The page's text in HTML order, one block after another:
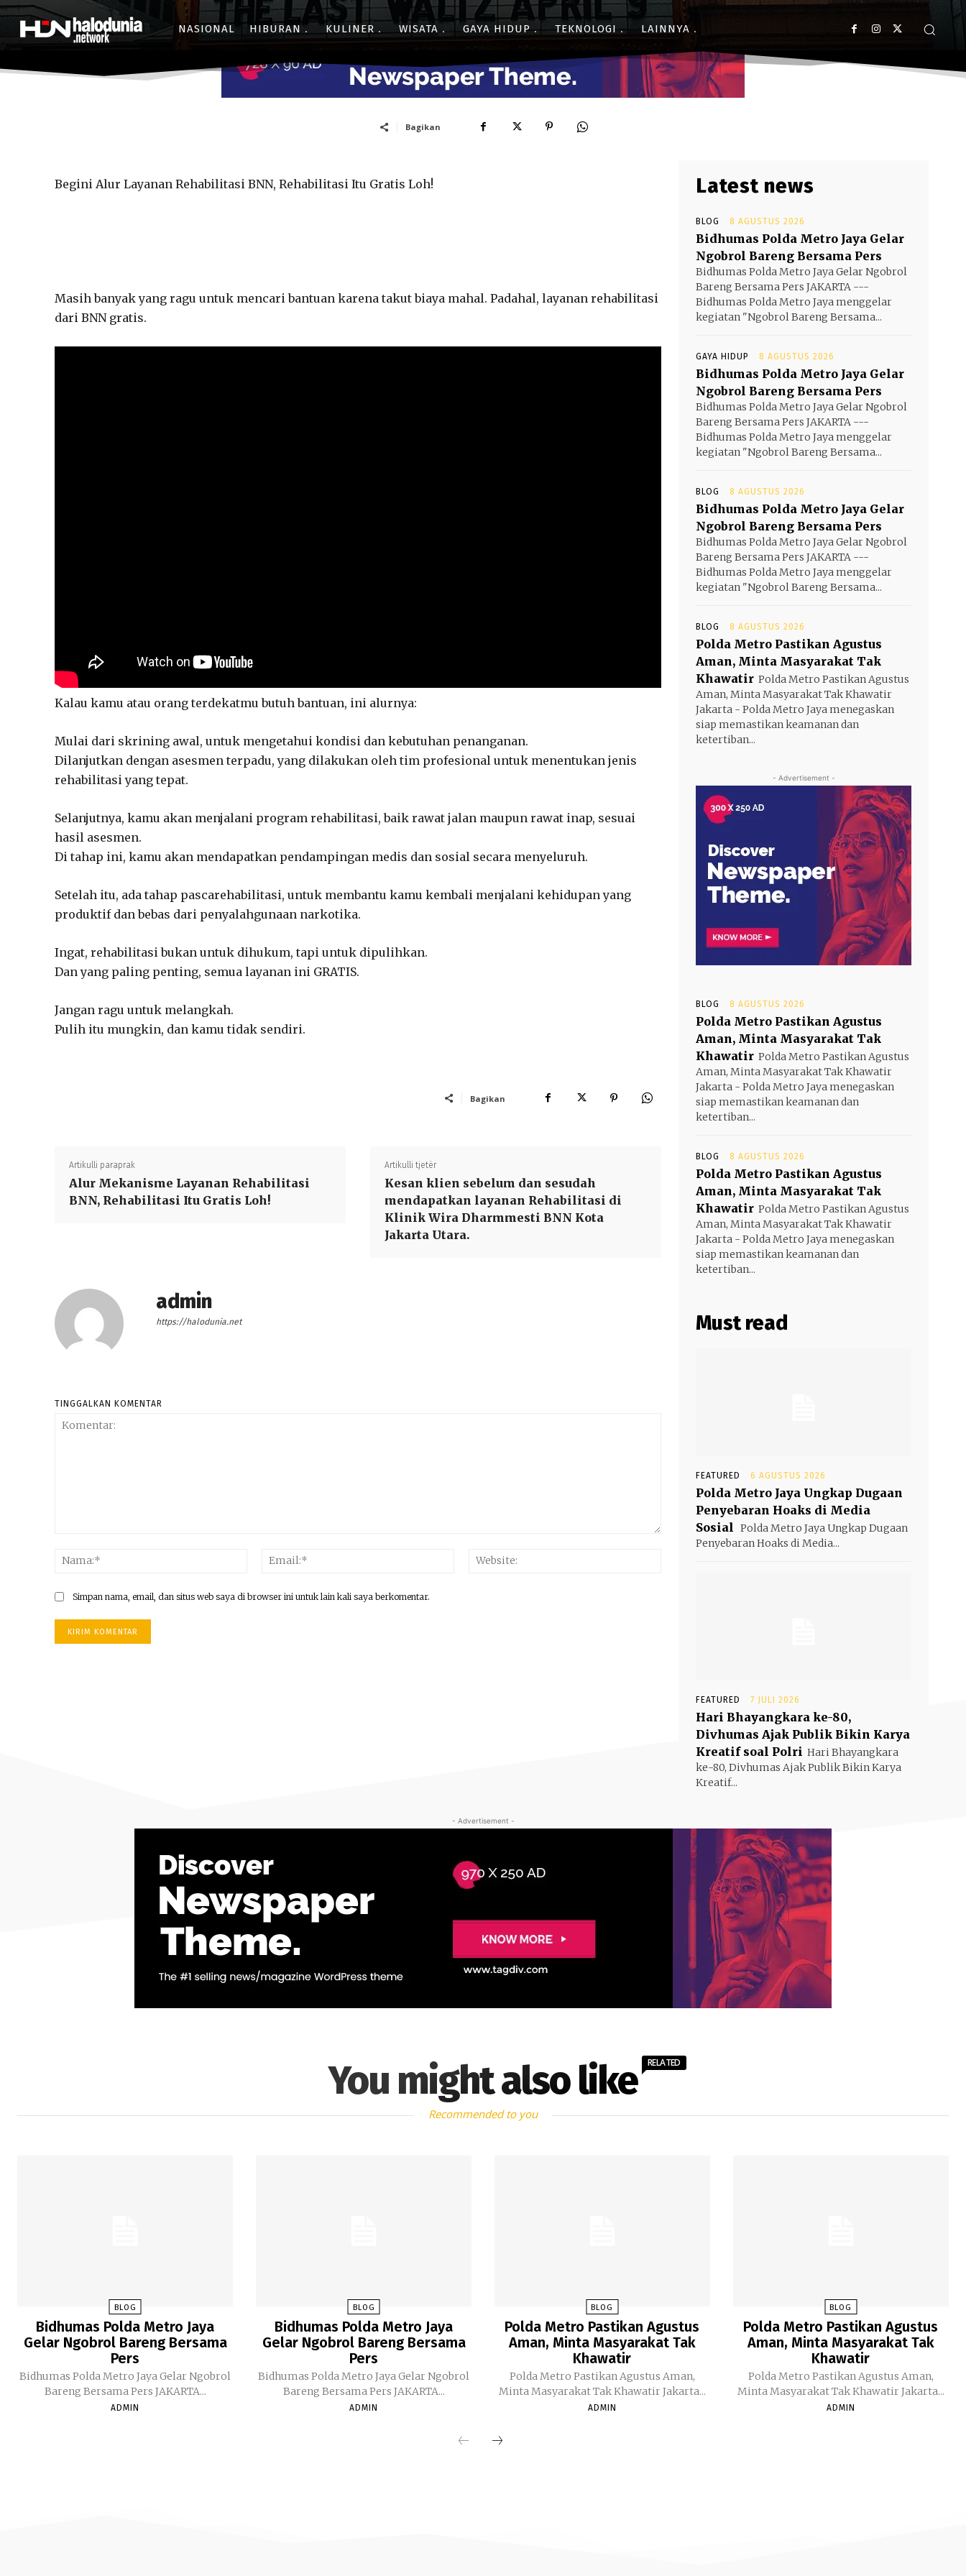
NASIONAL HIBURAN KULINER WISATA GAYA HIDUP TEKNOLOGI LAINNYA
- Advertisment -
Bagikan
Begini Alur Layanan Rehabilitasi BNN, Rehabilitasi Itu Gratis Loh!
Masih banyak yang ragu untuk mencari bantuan karena takut biaya mahal. Padahal, layanan rehabilitasi
dari BNN gratis.
Kalau kamu atau orang terdekatmu butuh bantuan, ini alurnya:
Mulai dari skrining awal, untuk mengetahui kondisi dan kebutuhan penanganan.
Dilanjutkan dengan asesmen terpadu, yang dilakukan oleh tim profesional untuk menentukan jenis
rehabilitasi yang tepat.
Selanjutnya, kamu akan menjalani program rehabilitasi, baik rawat jalan maupun rawat inap, sesuai
hasil asesmen.
Di tahap ini, kamu akan mendapatkan pendampingan medis dan sosial secara menyeluruh.
Setelah itu, ada tahap pascarehabilitasi, untuk membantu kamu kembali menjalani kehidupan yang
produktif dan bebas dari penyalahgunaan narkotika.
Ingat, rehabilitasi bukan untuk dihukum, tapi untuk dipulihkan.
Dan yang paling penting, semua layanan ini GRATIS.
Jangan ragu untuk melangkah.
Pulih itu mungkin, dan kamu tidak sendiri.
Bagikan
Artikulli paraprak
Alur Mekanisme Layanan Rehabilitasi
BNN, Rehabilitasi Itu Gratis Loh!
Artikulli tjetër
Kesan klien sebelum dan sesudah
mendapatkan layanan Rehabilitasi di
Klinik Wira Dharmmesti BNN Kota
Jakarta Utara.
admin
https://halodunia.net
TINGGALKAN KOMENTAR
Nama:*
Email:*
Simpan nama, email, dan situs web saya di browser ini untuk lain kali saya berkomentar.
Latest news
BLOG 8 AGUSTUS 2026
Bidhumas Polda Metro Jaya Gelar
Ngobrol Bareng Bersama Pers
Bidhumas Polda Metro Jaya Gelar Ngobrol
Bareng Bersama Pers JAKARTA ---
Bidhumas Polda Metro Jaya menggelar
kegiatan "Ngobrol Bareng Bersama...
GAYA HIDUP 8 AGUSTUS 2026
Bidhumas Polda Metro Jaya Gelar
Ngobrol Bareng Bersama Pers
Bidhumas Polda Metro Jaya Gelar Ngobrol
Bareng Bersama Pers JAKARTA ---
Bidhumas Polda Metro Jaya menggelar
kegiatan "Ngobrol Bareng Bersama...
BLOG 8 AGUSTUS 2026
Bidhumas Polda Metro Jaya Gelar
Ngobrol Bareng Bersama Pers
Bidhumas Polda Metro Jaya Gelar Ngobrol
Bareng Bersama Pers JAKARTA ---
Bidhumas Polda Metro Jaya menggelar
kegiatan "Ngobrol Bareng Bersama...
BLOG 8 AGUSTUS 2026
Polda Metro Pastikan Agustus
Aman, Minta Masyarakat Tak
Khawatir Polda Metro Pastikan Agustus
Aman, Minta Masyarakat Tak Khawatir
Jakarta - Polda Metro Jaya menegaskan
siap memastikan keamanan dan
ketertiban...
- Advertisement -
BLOG 8 AGUSTUS 2026
Polda Metro Pastikan Agustus
Aman, Minta Masyarakat Tak
Khawatir Polda Metro Pastikan Agustus
Aman, Minta Masyarakat Tak Khawatir
Jakarta - Polda Metro Jaya menegaskan
siap memastikan keamanan dan
ketertiban...
BLOG 8 AGUSTUS 2026
Polda Metro Pastikan Agustus
Aman, Minta Masyarakat Tak
Khawatir Polda Metro Pastikan Agustus
Aman, Minta Masyarakat Tak Khawatir
Jakarta - Polda Metro Jaya menegaskan
siap memastikan keamanan dan
ketertiban...
Must read
FEATURED 6 AGUSTUS 2026
Polda Metro Jaya Ungkap Dugaan
Penyebaran Hoaks di Media
Sosial Polda Metro Jaya Ungkap Dugaan
Penyebaran Hoaks di Media...
FEATURED 7 JULI 2026
Hari Bhayangkara ke-80,
Divhumas Ajak Publik Bikin Karya
Kreatif soal Polri Hari Bhayangkara
ke-80, Divhumas Ajak Publik Bikin Karya
Kreatif...
- Advertisement -
You might also like RELATED
Recommended to you
BLOG
Bidhumas Polda Metro Jaya
Gelar Ngobrol Bareng Bersama
Pers
Bidhumas Polda Metro Jaya Gelar Ngobrol
Bareng Bersama Pers JAKARTA...
ADMIN
BLOG
Bidhumas Polda Metro Jaya
Gelar Ngobrol Bareng Bersama
Pers
Bidhumas Polda Metro Jaya Gelar Ngobrol
Bareng Bersama Pers JAKARTA...
ADMIN
BLOG
Polda Metro Pastikan Agustus
Aman, Minta Masyarakat Tak
Khawatir
Polda Metro Pastikan Agustus Aman,
Minta Masyarakat Tak Khawatir Jakarta...
ADMIN
BLOG
Polda Metro Pastikan Agustus
Aman, Minta Masyarakat Tak
Khawatir
Polda Metro Pastikan Agustus Aman,
Minta Masyarakat Tak Khawatir Jakarta...
ADMIN